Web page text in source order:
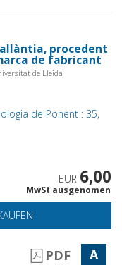
procedent
de fabricant
de Lleida
de Ponent : 35,
EUR 6,00
MwSt ausgenomen
PDF A